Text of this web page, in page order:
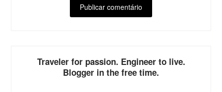
Traveler for passion. Engineer to live.
Blogger in the free time.